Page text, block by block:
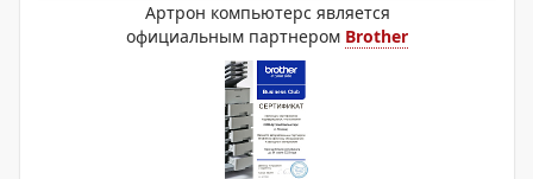
Артрон компьютерс является
официальным партнером Brother